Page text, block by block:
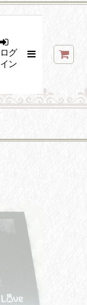
ログ
イン